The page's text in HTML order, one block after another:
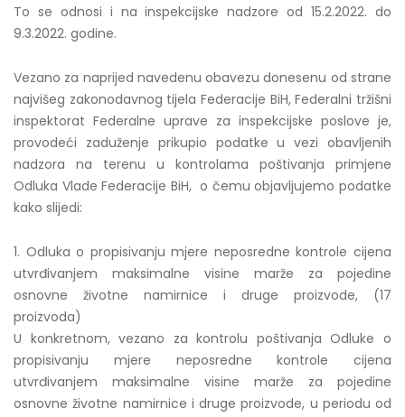
To se odnosi i na inspekcijske nadzore od 15.2.2022. do
9.3.2022. godine.
Vezano za naprijed navedenu obavezu donesenu od strane
najvišeg zakonodavnog tijela Federacije BiH, Federalni tržišni
inspektorat Federalne uprave za inspekcijske poslove je,
provodeći zaduženje prikupio podatke u vezi obavljenih
nadzora na terenu u kontrolama poštivanja primjene
Odluka Vlade Federacije BiH, o čemu objavljujemo podatke
kako slijedi:
1. Odluka o propisivanju mjere neposredne kontrole cijena
utvrđivanjem maksimalne visine marže za pojedine
osnovne životne namirnice i druge proizvode, (17
proizvoda)
U konkretnom, vezano za kontrolu poštivanja Odluke o
propisivanju mjere neposredne kontrole cijena
utvrđivanjem maksimalne visine marže za pojedine
osnovne životne namirnice i druge proizvode, u periodu od